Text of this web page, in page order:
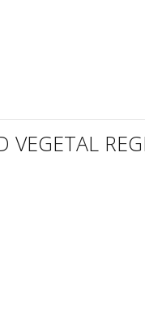
VEGETAL